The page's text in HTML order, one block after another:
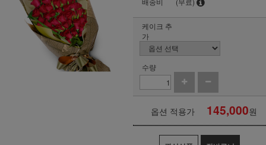
케이크 추
가
수량
옵션 적용가 145,000원